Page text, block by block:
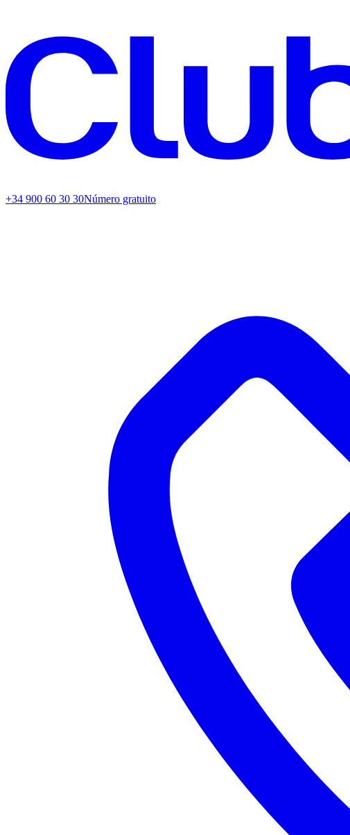
+34 900 60 30 30Número gratuito